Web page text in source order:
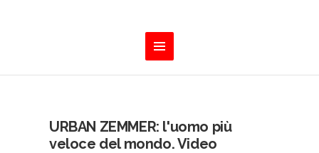
URBAN ZEMMER: l'uomo più
veloce del mondo. Video